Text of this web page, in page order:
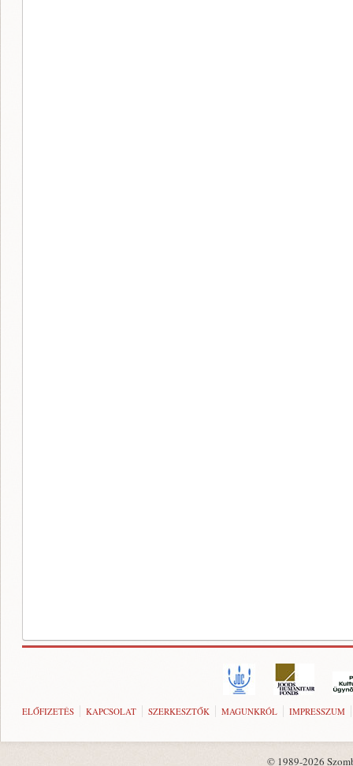
ELŐFIZETÉS KAPCSOLAT SZERKESZTŐK MAGUNKRÓL IMPRESSZUM
© 1989-2026